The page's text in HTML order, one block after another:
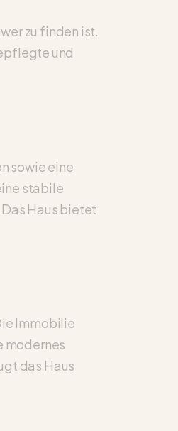
zu finden ist.
und
sowie eine
stabile
Haus bietet
Immobilie
modernes
das Haus